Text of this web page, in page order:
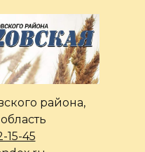
района,
15-45